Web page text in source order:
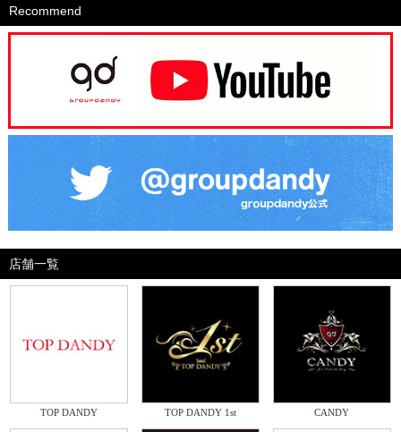
Recommend
店舗一覧
TOP DANDY TOP DANDY 1st CANDY